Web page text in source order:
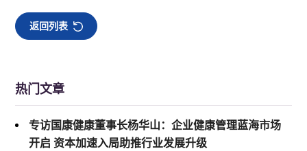
返回列表
热门文章
专访国康健康董事长杨华山：企业健康管理蓝海市场
开启 资本加速入局助推行业发展升级